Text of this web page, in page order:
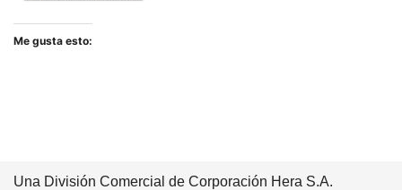
Me gusta esto:
Una División Comercial de Corporación Hera S.A.